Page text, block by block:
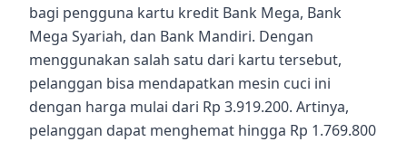
bagi pengguna kartu kredit Bank Mega, Bank
Mega Syariah, dan Bank Mandiri. Dengan
menggunakan salah satu dari kartu tersebut,
pelanggan bisa mendapatkan mesin cuci ini
dengan harga mulai dari Rp 3.919.200. Artinya,
pelanggan dapat menghemat hingga Rp 1.769.800